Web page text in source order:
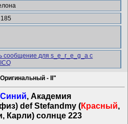
- II"
Синий, Академия
def Stefandmy (Красный,
Карли) солнце 223